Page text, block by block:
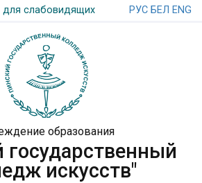
для слабовидящих РУС БЕЛ ENG
образования
государственный
искусств"